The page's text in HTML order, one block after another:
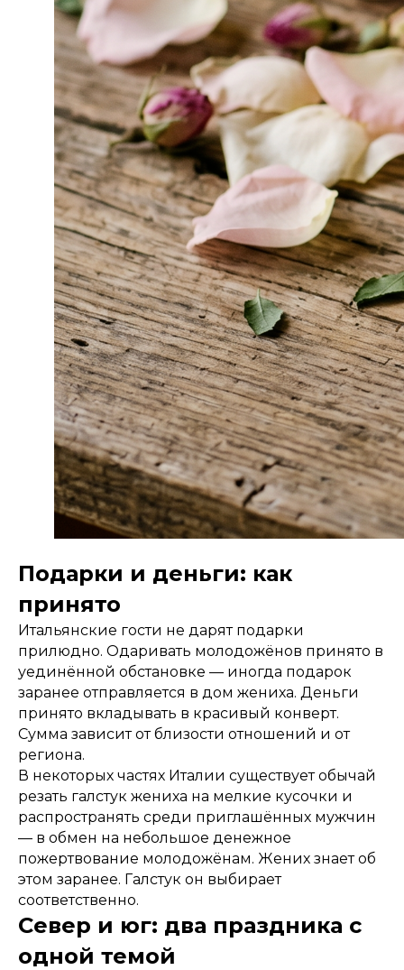
Подарки и деньги: как
принято
Итальянские гости не дарят подарки
прилюдно. Одаривать молодожёнов принято в
уединённой обстановке — иногда подарок
заранее отправляется в дом жениха. Деньги
принято вкладывать в красивый конверт.
Сумма зависит от близости отношений и от
региона.
В некоторых частях Италии существует обычай
резать галстук жениха на мелкие кусочки и
распространять среди приглашённых мужчин
— в обмен на небольшое денежное
пожертвование молодожёнам. Жених знает об
этом заранее. Галстук он выбирает
соответственно.
Север и юг: два праздника с
одной темой